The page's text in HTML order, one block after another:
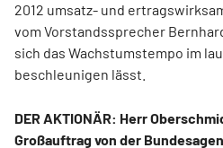
2012 umsatz- und
vom Vorstandssprecher
sich das Wachstumstempo im
beschleunigen lässt.
DER AKTIONÄR: Herr
Großauftrag von der